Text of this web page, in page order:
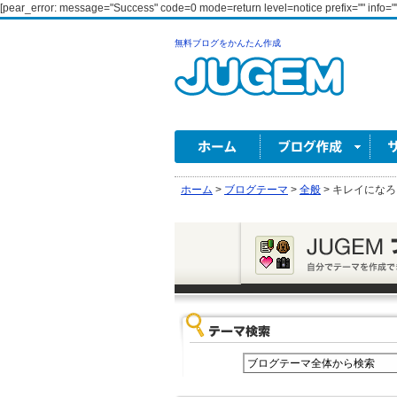
[pear_error: message="Success" code=0 mode=return level=notice prefix=""
無料ブログをかんたん作成
ホーム > ブログテーマ > 全般 > キレイにな